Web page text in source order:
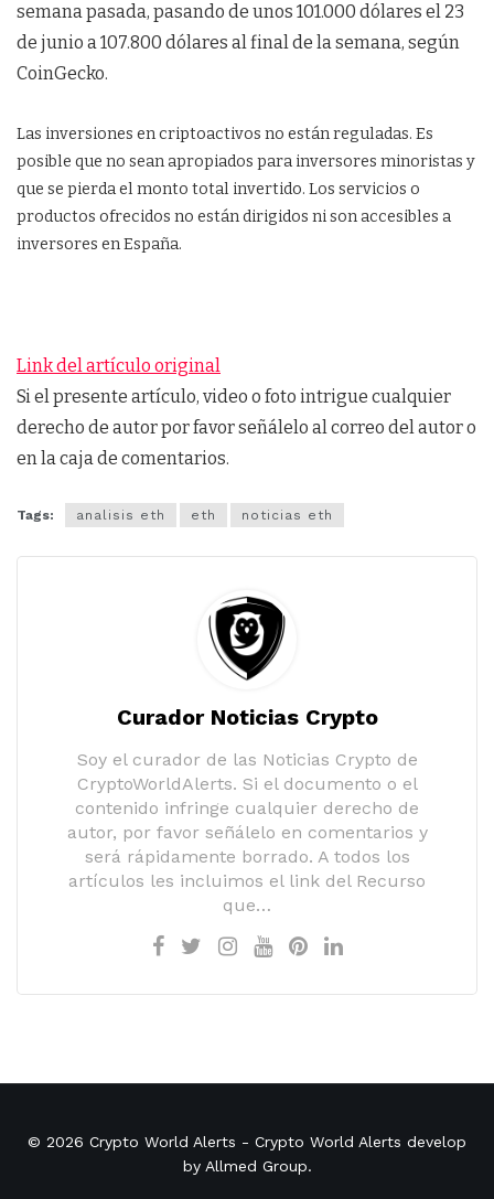
semana pasada, pasando de unos 101.000 dólares el 23
de junio a 107.800 dólares al final de la semana, según
CoinGecko.
Las inversiones en criptoactivos no están reguladas. Es
posible que no sean apropiados para inversores minoristas y
que se pierda el monto total invertido. Los servicios o
productos ofrecidos no están dirigidos ni son accesibles a
inversores en España.
Link del artículo original
Si el presente artículo, video o foto intrigue cualquier
derecho de autor por favor señálelo al correo del autor o
en la caja de comentarios.
Tags: analisis eth eth noticias eth
Curador Noticias Crypto
Soy el curador de las Noticias Crypto de
CryptoWorldAlerts. Si el documento o el
contenido infringe cualquier derecho de
autor, por favor señálelo en comentarios y
será rápidamente borrado. A todos los
artículos les incluimos el link del Recurso
que…
© 2026 Crypto World Alerts - Crypto World Alerts develop
by Allmed Group.